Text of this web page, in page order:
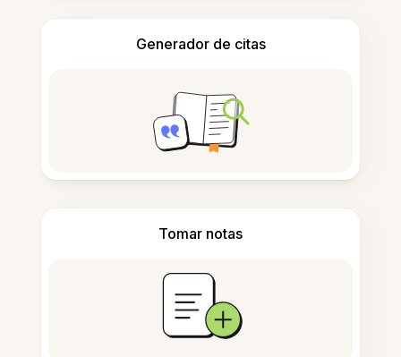
Generador de citas
Tomar notas